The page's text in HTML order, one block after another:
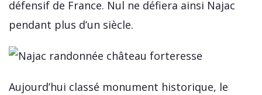
défensif de France. Nul ne défiera ainsi Najac
pendant plus d’un siècle.
Aujourd’hui classé monument historique, le